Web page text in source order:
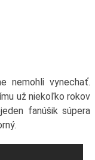
nemohli vynechať.
už niekoľko rokov
fanúšik súpera